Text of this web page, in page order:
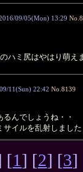
09/05(Mon) 13:29
ハミ尻はやはり萌え
11(Sun) 22:42 No.8139
んでしょうね・・
サイルを乱射しまし
[1 ] [2] [3]